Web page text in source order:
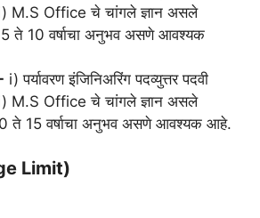
ii) M.S Office चे चांगले ज्ञान असले
ते 10 वर्षाचा अनुभव असणे आवश्यक
i) पर्यावरण इंजिनिअरिंग पदव्युत्तर पदवी
ii) M.S Office चे चांगले ज्ञान असले
ते 15 वर्षाचा अनुभव असणे आवश्यक आहे.
Limit)